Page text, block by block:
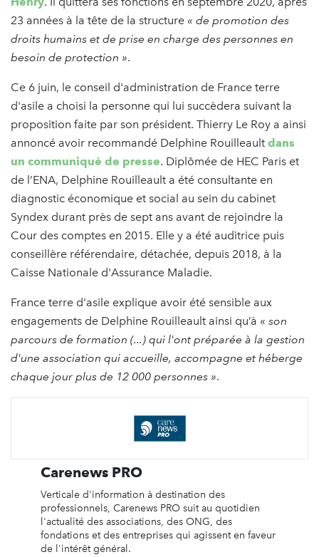
23 années à la tête de la structure « de promotion des
droits humains et de prise en charge des personnes en
besoin de protection ».
Ce 6 juin, le conseil d'administration de France terre
d'asile a choisi la personne qui lui succèdera suivant la
proposition faite par son président. Thierry Le Roy a ainsi
annoncé avoir recommandé Delphine Rouilleault dans
un communiqué de presse. Diplômée de HEC Paris et
de l’ENA, Delphine Rouilleault a été consultante en
diagnostic économique et social au sein du cabinet
Syndex durant près de sept ans avant de rejoindre la
Cour des comptes en 2015. Elle y a été auditrice puis
conseillère référendaire, détachée, depuis 2018, à la
Caisse Nationale d'Assurance Maladie.
France terre d'asile explique avoir été sensible aux
engagements de Delphine Rouilleault ainsi qu’à « son
parcours de formation (...) qui l'ont préparée à la gestion
d'une association qui accueille, accompagne et héberge
chaque jour plus de 12 000 personnes ».
Carenews PRO
Verticale d'information à destination des
professionnels, Carenews PRO suit au quotidien
l'actualité des associations, des ONG, des
fondations et des entreprises qui agissent en faveur
de l'intérêt général.